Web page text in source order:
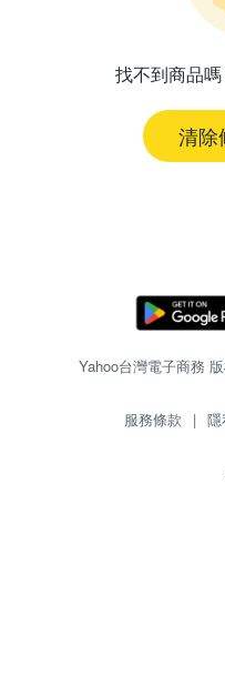
找不到商品
清除
Yahoo台灣電子商務
服務條款 | 隱